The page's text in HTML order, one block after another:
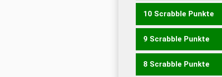
CREEK ECKER RECKE
10 Scrabble Punkte
ECKE RECK
9 Scrabble Punkte
EKLER KERLE REKEL
8 Scrabble Punkte